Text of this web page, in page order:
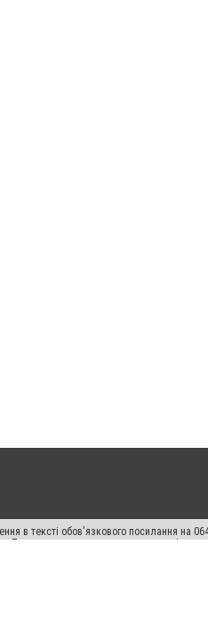
в тексті обов'язкового посилання на
Порушення виняткових прав